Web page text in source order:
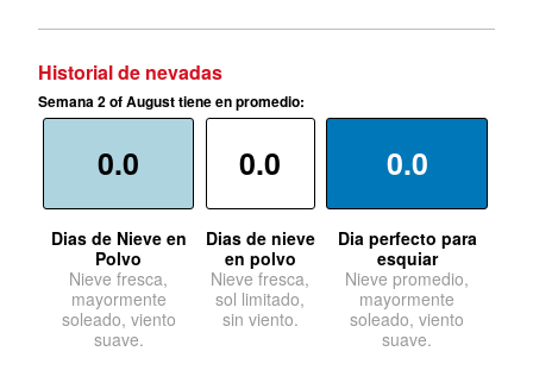
Historial de nevadas
Semana 2 of August tiene en promedio:
0.0
Dias de Nieve en
Polvo
Nieve fresca,
mayormente
soleado, viento
suave.
0.0
Dias de nieve
en polvo
Nieve fresca,
sol limitado,
sin viento.
0.0
Dia perfecto para
esquiar
Nieve promedio,
mayormente
soleado, viento
suave.